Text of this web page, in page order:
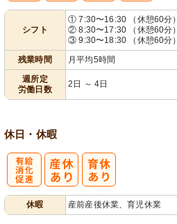
シフト
① 7:30〜16:30 （休憩60分）
② 8:30〜17:30 （休憩60分）
③ 9:30〜18:30 （休憩60分）
残業時間
月平均5時間
週所定
労働日数
2日 ～ 4日
休日・休暇
休暇 産前産後休業、育児休業